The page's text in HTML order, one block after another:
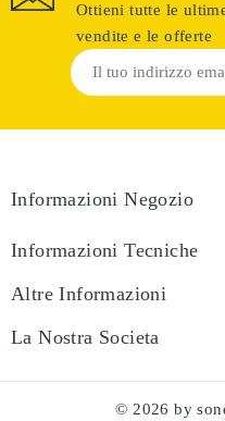
Ottieni tutte le
vendite e le offerte
Informazioni Negozio
Informazioni Tecniche
Altre Informazioni
La Nostra Societa
© 2026 by